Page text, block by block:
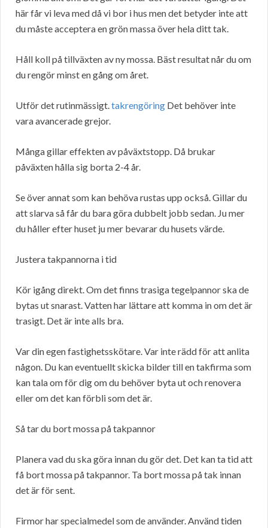
här får vi leva med då vi bor i hus men det betyder inte att
du måste acceptera en grön massa över hela ditt tak.
Håll koll på tillväxten av ny mossa. Bäst resultat når du om
du rengör minst en gång om året.
Utför det rutinmässigt.takrengöring Det behöver inte
vara avancerade grejor.
Många gillar effekten av påväxtstopp. Då brukar
påväxten hålla sig borta 2-4 år.
Se över annat som kan behöva rustas upp också. Gillar du
att slarva så får du bara göra dubbelt jobb sedan. Ju mer
du håller efter huset ju mer bevarar du husets värde.
Justera takpannorna i tid
Kör igång direkt. Om det finns trasiga tegelpannor ska de
bytas ut snarast. Vatten har lättare att komma in om det är
trasigt. Det är inte alls bra.
Var din egen fastighetsskötare. Var inte rädd för att anlita
någon. Du kan eventuellt skicka bilder till en takfirma som
kan tala om för dig om du behöver byta ut och renovera
eller om det kan förbli som det är.
Så tar du bort mossa på takpannor
Planera vad du ska göra innan du gör det. Det kan ta tid att
få bort mossa på takpannor. Ta bort mossa på tak innan
det är för sent.
Firmor har specialmedel som de använder. Använd tiden